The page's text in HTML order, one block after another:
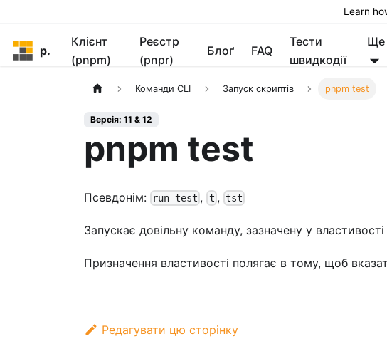
Learn
pnpm
Клієнт
(pnpm)
Реєстр
(pnpr)
Блоґ FAQ
Тести
швидкодії
Ще
Команди CLI Запуск скриптів pnpm test
Версія: 11 & 12
pnpm test
Псевдонім: run test , t , tst
Запускає довільну команду, зазначену у властивості
Призначення властивості полягає в тому, щоб
Редагувати цю сторінку